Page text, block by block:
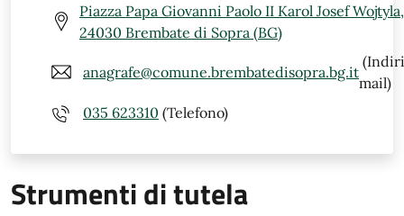
Piazza Papa Giovanni Paolo II Karol Josef
24030 Brembate di Sopra (BG)
anagrafe@comune.brembatedisopra.bg.it
mail)
035 623310 (Telefono)
Strumenti di tutela